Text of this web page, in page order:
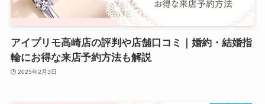
アイプリモ高崎店の評判や店舗口コミ｜婚約・結婚指
輪にお得な来店予約方法も解説
2025年2月3日